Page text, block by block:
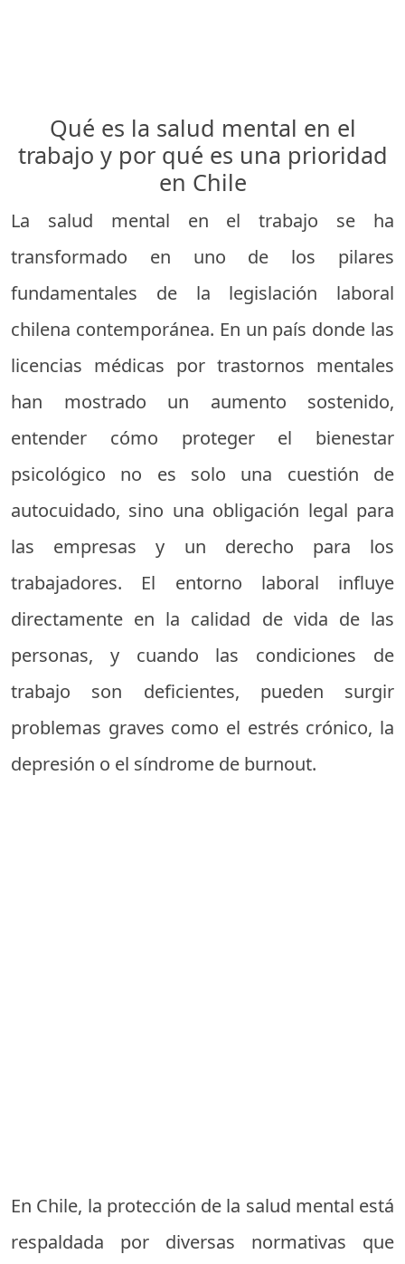
Qué es la salud mental en el
trabajo y por qué es una prioridad
en Chile
La salud mental en el trabajo se ha
transformado en uno de los pilares
fundamentales de la legislación laboral
chilena contemporánea. En un país donde las
licencias médicas por trastornos mentales
han mostrado un aumento sostenido,
entender cómo proteger el bienestar
psicológico no es solo una cuestión de
autocuidado, sino una obligación legal para
las empresas y un derecho para los
trabajadores. El entorno laboral influye
directamente en la calidad de vida de las
personas, y cuando las condiciones de
trabajo son deficientes, pueden surgir
problemas graves como el estrés crónico, la
depresión o el síndrome de burnout.
En Chile, la protección de la salud mental está
respaldada por diversas normativas que